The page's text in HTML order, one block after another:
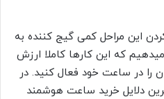
این مراحل کمی گیج کننده به
که این کارها کاملا ارزش
را در ساعت خود فعال کنید. در
دلایل خرید ساعت هوشمند